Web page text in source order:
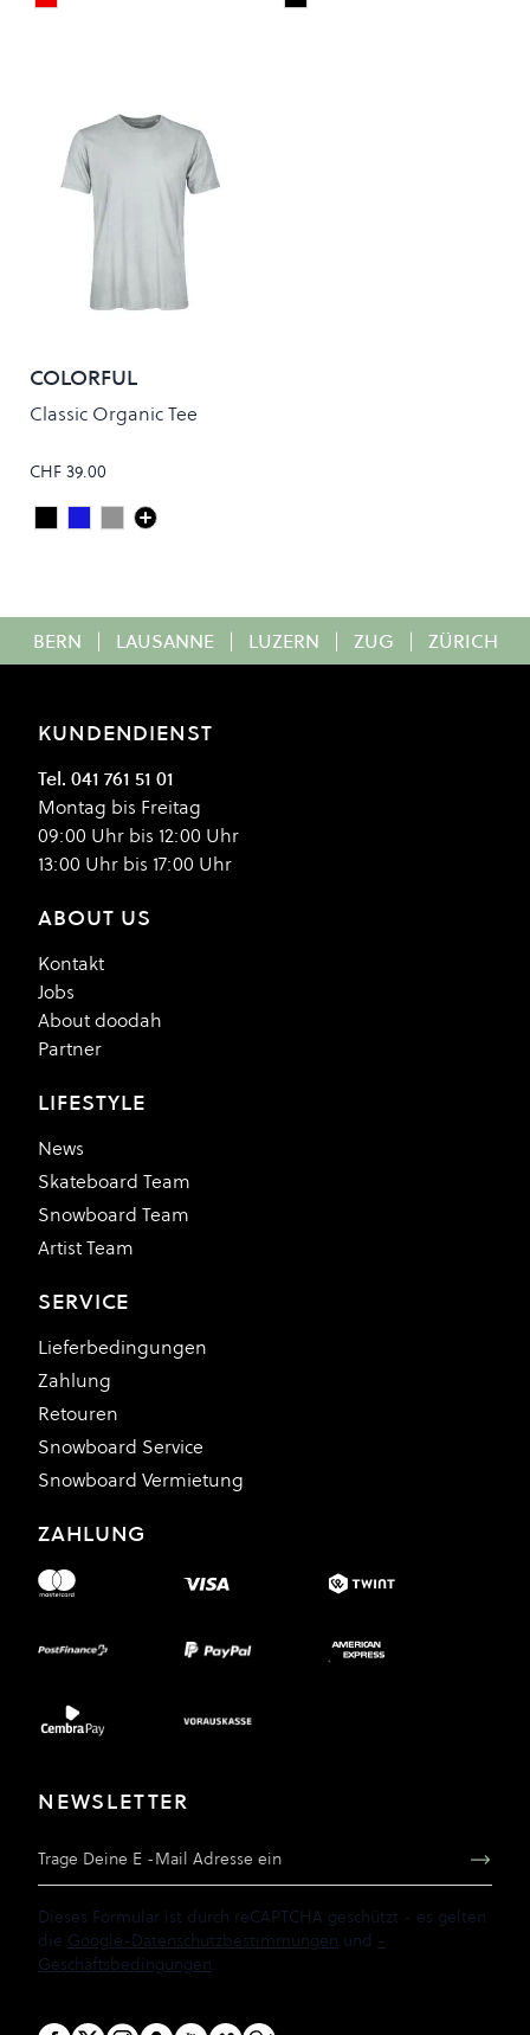
Colour Colour
COLORFUL
STANDARD
Classic Organic Tee
CHF 39.00
Colour
Deep Black
Steel Blue
FADED GREY
BERN | LAUSANNE | LUZERN | ZUG | ZÜRICH
KUNDENDIENST
Tel. 041 761 51 01
Montag bis Freitag
09:00 Uhr bis 12:00 Uhr
13:00 Uhr bis 17:00 Uhr
ABOUT US
Kontakt
Jobs
About doodah
Partner
LIFESTYLE
News
Skateboard Team
Snowboard Team
Artist Team
SERVICE
Lieferbedingungen
Zahlung
Retouren
Snowboard Service
Snowboard Vermietung
ZAHLUNG
NEWSLETTER
Dieses Formular ist durch reCAPTCHA geschützt - es gelten
die Google-Datenschutzbestimmungen und -
Geschäftsbedingungen.